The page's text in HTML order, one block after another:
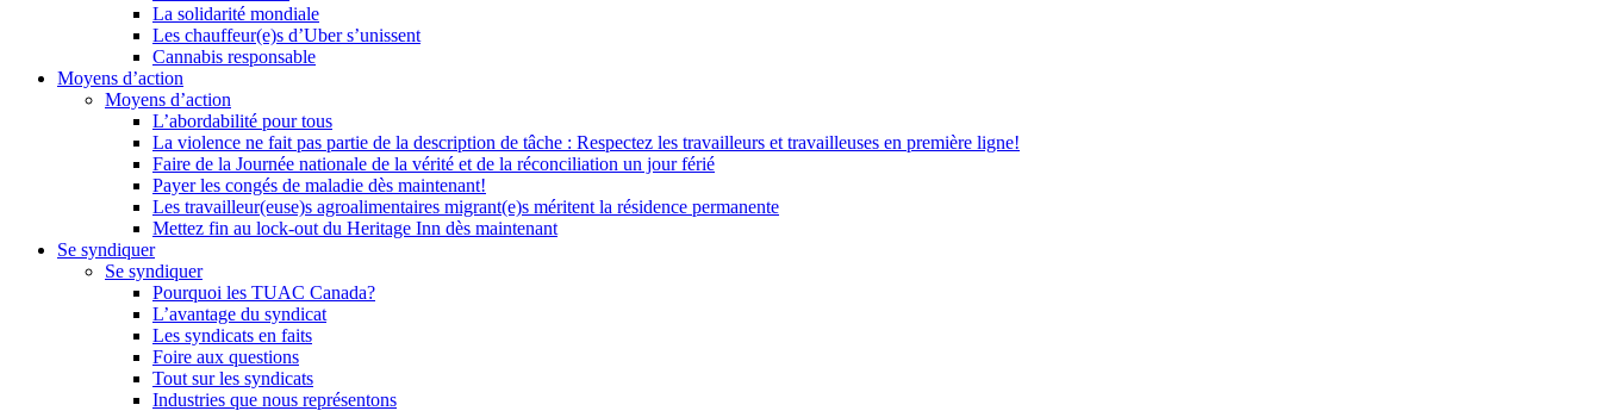
La solidarité mondiale
Les chauffeur(e)s d’Uber s’unissent
Cannabis responsable
Moyens d’action
Moyens d’action
L’abordabilité pour tous
La violence ne fait pas partie de la description de tâche : Respectez les travailleurs et travailleuses en première ligne!
Faire de la Journée nationale de la vérité et de la réconciliation un jour férié
Payer les congés de maladie dès maintenant!
Les travailleur(euse)s agroalimentaires migrant(e)s méritent la résidence permanente
Mettez fin au lock-out du Heritage Inn dès maintenant
Se syndiquer
Se syndiquer
Pourquoi les TUAC Canada?
L’avantage du syndicat
Les syndicats en faits
Foire aux questions
Tout sur les syndicats
Industries que nous représentons